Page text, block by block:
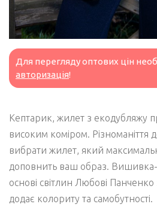
Для перегляду оптових цін
авторизація!
Кептарик, жилет з екодубляжу
високим коміром. Різноманіття
вибрати жилет, який
доповнить ваш образ. Вишивка-
основі світлин Любові Панченко
додає колориту та самобутності.